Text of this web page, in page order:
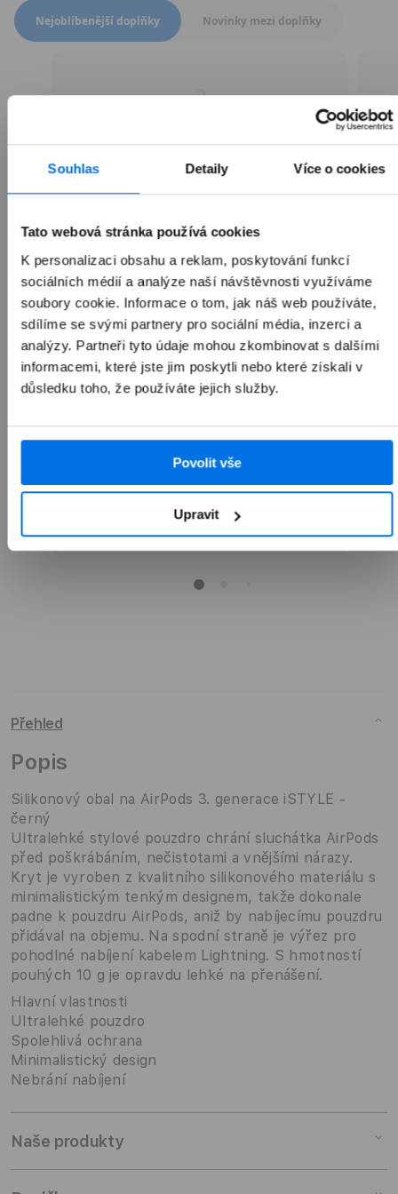
Souhlas Detaily Více o cookies
Tato webová stránka používá cookies
K personalizaci obsahu a reklam, poskytování funkcí
sociálních médií a analýze naší návštěvnosti využíváme
soubory cookie. Informace o tom, jak náš web používáte,
sdílíme se svými partnery pro sociální média, inzerci a
analýzy. Partneři tyto údaje mohou zkombinovat s dalšími
informacemi, které jste jim poskytli nebo které získali v
důsledku toho, že používáte jejich služby.
Povolit vše
Upravit
Přepnout zobrazení produktů
Nejoblíbenější doplňky Novinky mezi doplňky
Apple Pencil (USB-C)
Přehled
Popis
Silikonový obal na AirPods 3. generace iSTYLE -
černý
Ultralehké stylové pouzdro chrání sluchátka AirPods
před poškrábáním, nečistotami a vnějšími nárazy.
Kryt je vyroben z kvalitního silikonového materiálu s
minimalistickým tenkým designem, takže dokonale
padne k pouzdru AirPods, aniž by nabíjecímu pouzdru
přidával na objemu. Na spodní straně je výřez pro
pohodlné nabíjení kabelem Lightning. S hmotností
pouhých 10 g je opravdu lehké na přenášení.
Hlavní vlastnosti
Ultralehké pouzdro
Spolehlivá ochrana
Minimalistický design
Nebrání nabíjení
Naše produkty